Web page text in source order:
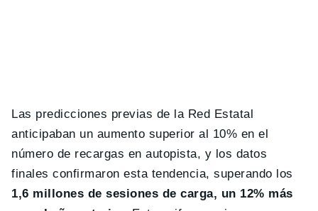
Las predicciones previas de la Red Estatal
anticipaban un aumento superior al 10% en el
número de recargas en autopista, y los datos
finales confirmaron esta tendencia, superando los
1,6 millones de sesiones de carga, un 12% más